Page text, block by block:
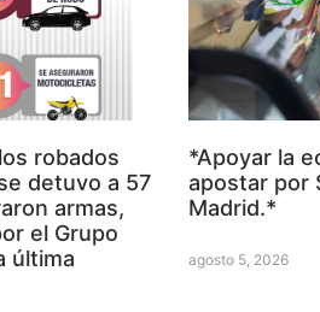
robados
detuvo a 57
armas,
el Grupo
última
*Apoyar la
apostar por
Madrid.*
agosto 5, 2026